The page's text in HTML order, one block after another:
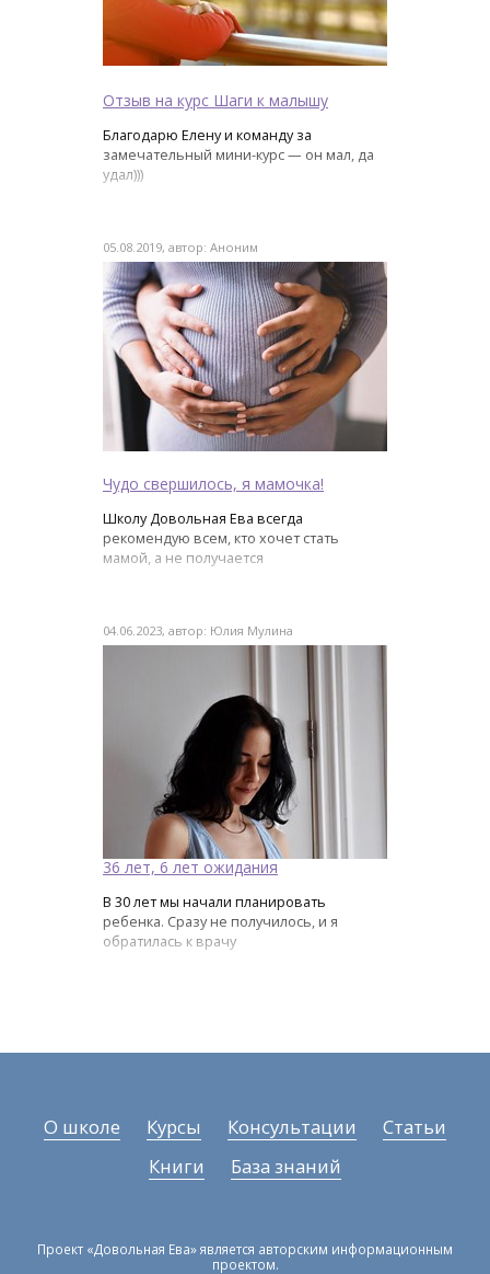
Отзыв на курс Шаги к малышу
Благодарю Елену и команду за
замечательный мини-курс — он мал, да
удал)))
05.08.2019, автор: Аноним
Чудо свершилось, я мамочка!
Школу Довольная Ева всегда
рекомендую всем, кто хочет стать
мамой, а не получается
04.06.2023, автор: Юлия Мулина
36 лет, 6 лет ожидания
В 30 лет мы начали планировать
ребенка. Сразу не получилось, и я
обратилась к врачу
О школе Курсы Консультации
Статьи
Книги
База знаний
Проект «Довольная Ева» является авторским информационным
проектом.